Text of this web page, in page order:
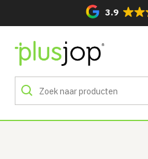
3.9